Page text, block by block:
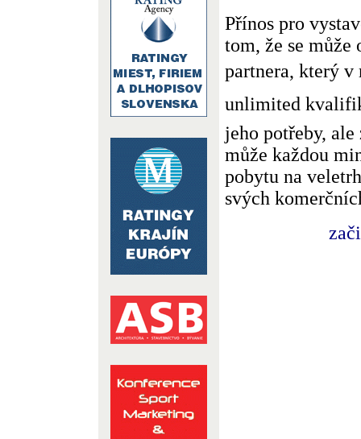
Přínos pro
tom, že se může
partnera, který v
unlimited
jeho potřeby,
může každou
pobytu na
svých